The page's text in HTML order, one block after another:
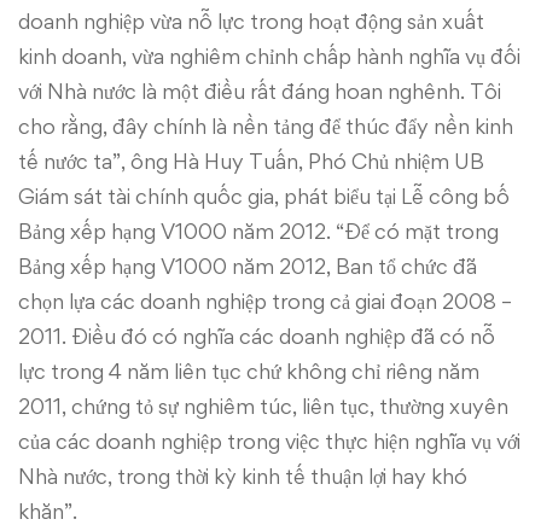
doanh nghiệp vừa nỗ lực trong hoạt động sản xuất
kinh doanh, vừa nghiêm chỉnh chấp hành nghĩa vụ đối
với Nhà nước là một điều rất đáng hoan nghênh. Tôi
cho rằng, đây chính là nền tảng để thúc đẩy nền kinh
tế nước ta”, ông Hà Huy Tuấn, Phó Chủ nhiệm UB
Giám sát tài chính quốc gia, phát biểu tại Lễ công bố
Bảng xếp hạng V1000 năm 2012. “Để có mặt trong
Bảng xếp hạng V1000 năm 2012, Ban tổ chức đã
chọn lựa các doanh nghiệp trong cả giai đoạn 2008 –
2011. Điều đó có nghĩa các doanh nghiệp đã có nỗ
lực trong 4 năm liên tục chứ không chỉ riêng năm
2011, chứng tỏ sự nghiêm túc, liên tục, thường xuyên
của các doanh nghiệp trong việc thực hiện nghĩa vụ với
Nhà nước, trong thời kỳ kinh tế thuận lợi hay khó
khăn”.